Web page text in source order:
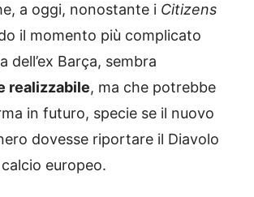
a oggi, nonostante i Citizens
il momento più complicato
dell’ex Barça, sembra
realizzabile, ma che potrebbe
in futuro, specie se il nuovo
dovesse riportare il Diavolo
europeo.